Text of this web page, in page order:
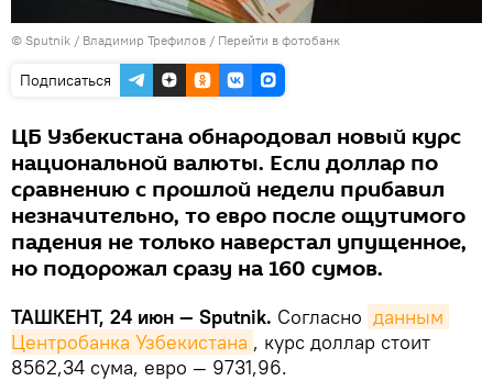
© Sputnik / Владимир Трефилов / Перейти в фотобанк
Подписаться
ЦБ Узбекистана обнародовал новый курс
национальной валюты. Если доллар по
сравнению с прошлой недели прибавил
незначительно, то евро после ощутимого
падения не только наверстал упущенное,
но подорожал сразу на 160 сумов.
ТАШКЕНТ, 24 июн — Sputnik. Согласно данным
Центробанка Узбекистана , курс доллар стоит
8562,34 сума, евро — 9731,96.